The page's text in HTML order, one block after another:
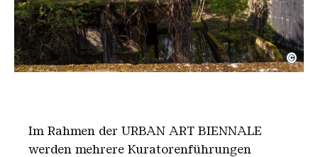
Regenera“, ein Pflanzenwesen zusammengesetzt
Copyright: Karl Heinrich Veith | Weltkulturerbe
©
Im Rahmen der URBAN ART BIENNALE
werden mehrere Kuratorenführungen